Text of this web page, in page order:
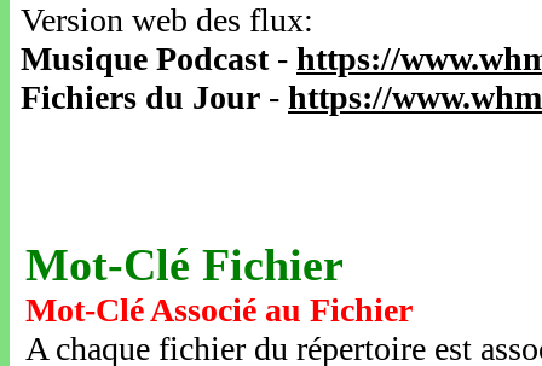
Version web des flux:
Musique Podcast- https://
Fichiers du Jour - https://
Mot-Clé Fichier
Mot-Clé Associé au Fichier
A chaque fichier du répertoire est